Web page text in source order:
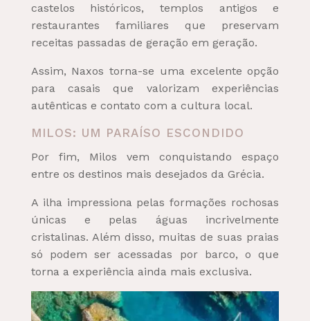
castelos históricos, templos antigos e
restaurantes familiares que preservam
receitas passadas de geração em geração.
Assim, Naxos torna-se uma excelente opção
para casais que valorizam experiências
autênticas e contato com a cultura local.
MILOS: UM PARAÍSO ESCONDIDO
Por fim, Milos vem conquistando espaço
entre os destinos mais desejados da Grécia.
A ilha impressiona pelas formações rochosas
únicas e pelas águas incrivelmente
cristalinas. Além disso, muitas de suas praias
só podem ser acessadas por barco, o que
torna a experiência ainda mais exclusiva.